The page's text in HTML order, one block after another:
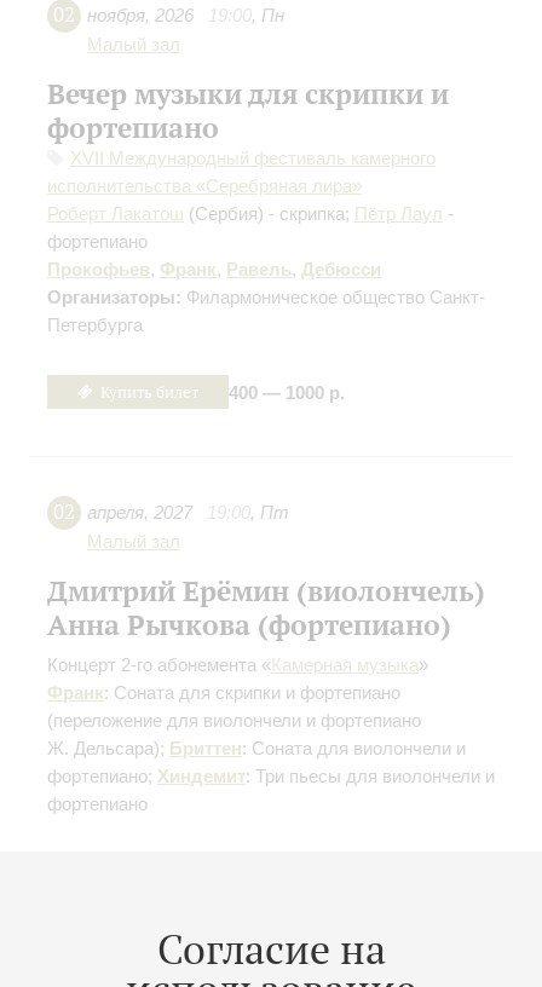
Согласие на
02 ноября, 2026 19:00, Пн
Малый зал
Вечер музыки для скрипки и
фортепиано
XVII Международный фестиваль камерного
исполнительства «Серебряная лира»
Роберт Лакатош (Сербия) - скрипка; Пётр Лаул -
фортепиано
Прокофьев, Франк, Равель, Дебюсси
Организаторы: Филармоническое общество Санкт-
Петербурга
Купить билет 400 — 1000 р.
02 апреля, 2027 19:00, Пт
Малый зал
Дмитрий Ерёмин (виолончель)
Анна Рычкова (фортепиано)
Концерт 2-го абонемента «Камерная музыка»
Франк: Соната для скрипки и фортепиано
(переложение для виолончели и фортепиано
Ж. Дельсара); Бриттен: Соната для виолончели и
фортепиано; Хиндемит: Три пьесы для виолончели и
фортепиано